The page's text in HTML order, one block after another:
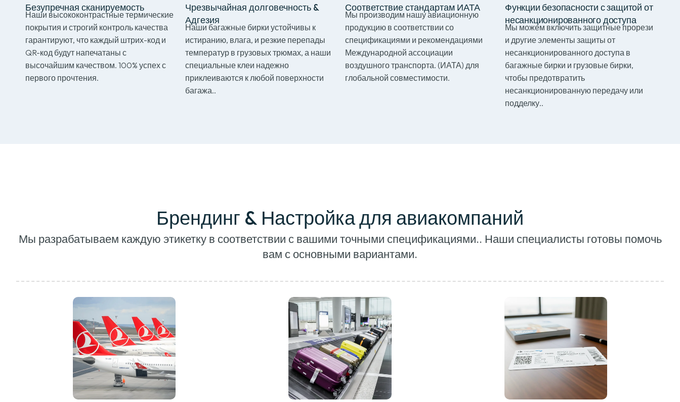
Безупречная сканируемость
Наши высококонтрастные термические
покрытия и строгий контроль качества
гарантируют, что каждый штрих-код и
QR-код будут напечатаны с
высочайшим качеством. 100% успех с
первого прочтения.
Чрезвычайная долговечность &
Адгезия
Наши багажные бирки устойчивы к
истиранию, влага, и резкие перепады
температур в грузовых трюмах, а наши
специальные клеи надежно
приклеиваются к любой поверхности
багажа..
Соответствие стандартам ИАТА
Мы производим нашу авиационную
продукцию в соответствии со
спецификациями и рекомендациями
Международной ассоциации
воздушного транспорта. (ИАТА) для
глобальной совместимости.
Функции безопасности с защитой от
несанкционированного доступа
Мы можем включить защитные прорези
и другие элементы защиты от
несанкционированного доступа в
багажные бирки и грузовые бирки,
чтобы предотвратить
несанкционированную передачу или
подделку..
Брендинг & Настройка для авиакомпаний
Мы разрабатываем каждую этикетку в соответствии с вашими точными спецификациями.. Наши специалисты готовы помочь
вам с основными вариантами.